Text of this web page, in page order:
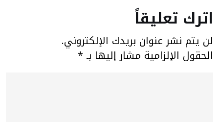
اترك تعليقاً
لن يتم نشر عنوان بريدك الإلكتروني.
الحقول الإلزامية مشار إليها بـ *